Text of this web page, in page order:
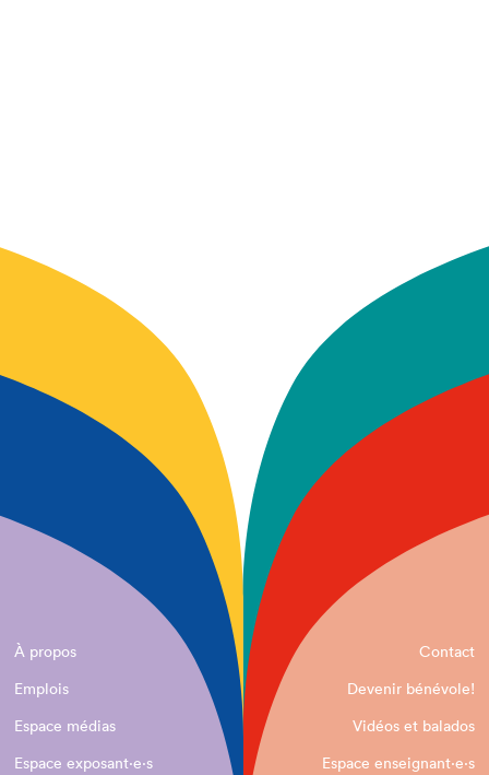
À propos
Contact
Emplois
Devenir bénévole!
Espace médias
Vidéos et balados
Espace exposant·e⋅s
Espace enseignant·e⋅s